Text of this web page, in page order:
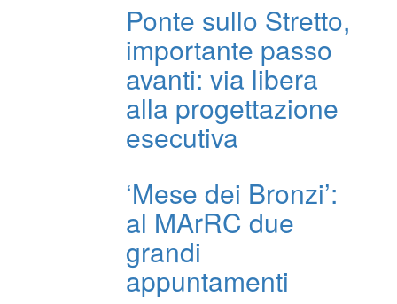
Ponte sullo Stretto,
importante passo
avanti: via libera
alla progettazione
esecutiva
‘Mese dei Bronzi’:
al MArRC due
grandi
appuntamenti